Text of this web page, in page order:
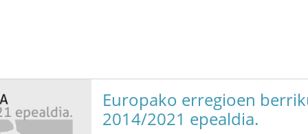
Europako erregioen
2014/2021 epealdia.